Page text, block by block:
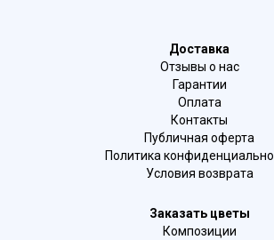
Доставка
Отзывы о нас
Гарантии
Оплата
Контакты
Публичная оферта
Политика
Условия возврата
Заказать цветы
Композиции